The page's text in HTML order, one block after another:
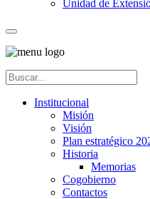
Unidad de
Institucional
Misión
Visión
Plan estratégico
Historia
Memorias
Cogobierno
Contactos